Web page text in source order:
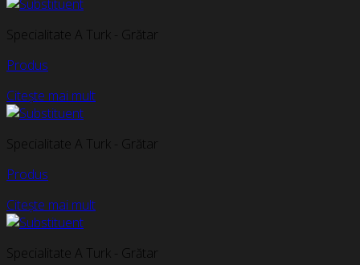
Specialitate A Turk - Grătar
Produs
Citește mai mult
Specialitate A Turk - Grătar
Produs
Citește mai mult
Specialitate A Turk - Grătar